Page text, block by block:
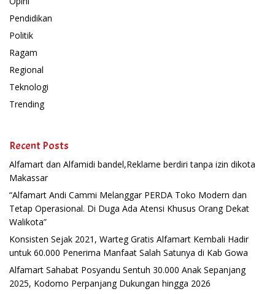
Pendidikan
Politik
Ragam
Regional
Teknologi
Trending
Recent Posts
Alfamart dan Alfamidi bandel,Reklame berdiri tanpa izin dikota
Makassar
“Alfamart Andi Cammi Melanggar PERDA Toko Modern dan
Tetap Operasional. Di Duga Ada Atensi Khusus Orang Dekat
Walikota”
Konsisten Sejak 2021, Warteg Gratis Alfamart Kembali Hadir
untuk 60.000 Penerima Manfaat Salah Satunya di Kab Gowa
Alfamart Sahabat Posyandu Sentuh 30.000 Anak Sepanjang
2025, Kodomo Perpanjang Dukungan hingga 2026